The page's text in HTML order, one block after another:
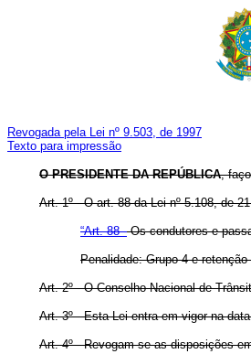
Revogada pela Lei nº 9.503, de 1997
Texto para impressão
O PRESIDENTE DA REPÚBLICA,
Art. 1º - O art. 88 da Lei nº 5.108, de
“Art. 88 -Os condutores e
Penalidade: Grupo 4 e
Art. 2º - O Conselho Nacional de
Art. 3º - Esta Lei entra em vigor na
Art. 4º - Revogam-se as disposições